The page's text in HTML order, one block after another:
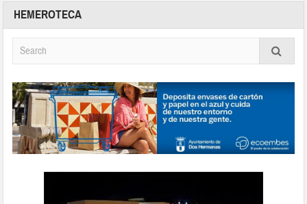
HEMEROTECA